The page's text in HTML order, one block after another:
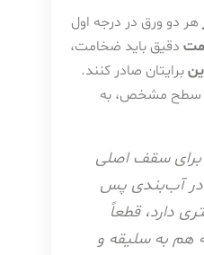
هر دو ورق در درجه اول
دقیق باید ضخامت،
برایتان صادر کنند.
سطح مشخص، به
برای سقف اصلی
در آب‌بندی پس
دارد، قطعاً
هم به سلیقه و